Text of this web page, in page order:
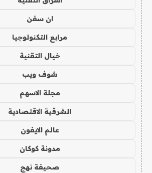
ان سفن
مرابع التكنولوجيا
خيال التقنية
شوف ويب
مجلة الاسهم
الشرقية الاقتصادية
عالم الايفون
مدونة كوكان
صحيفة نهج